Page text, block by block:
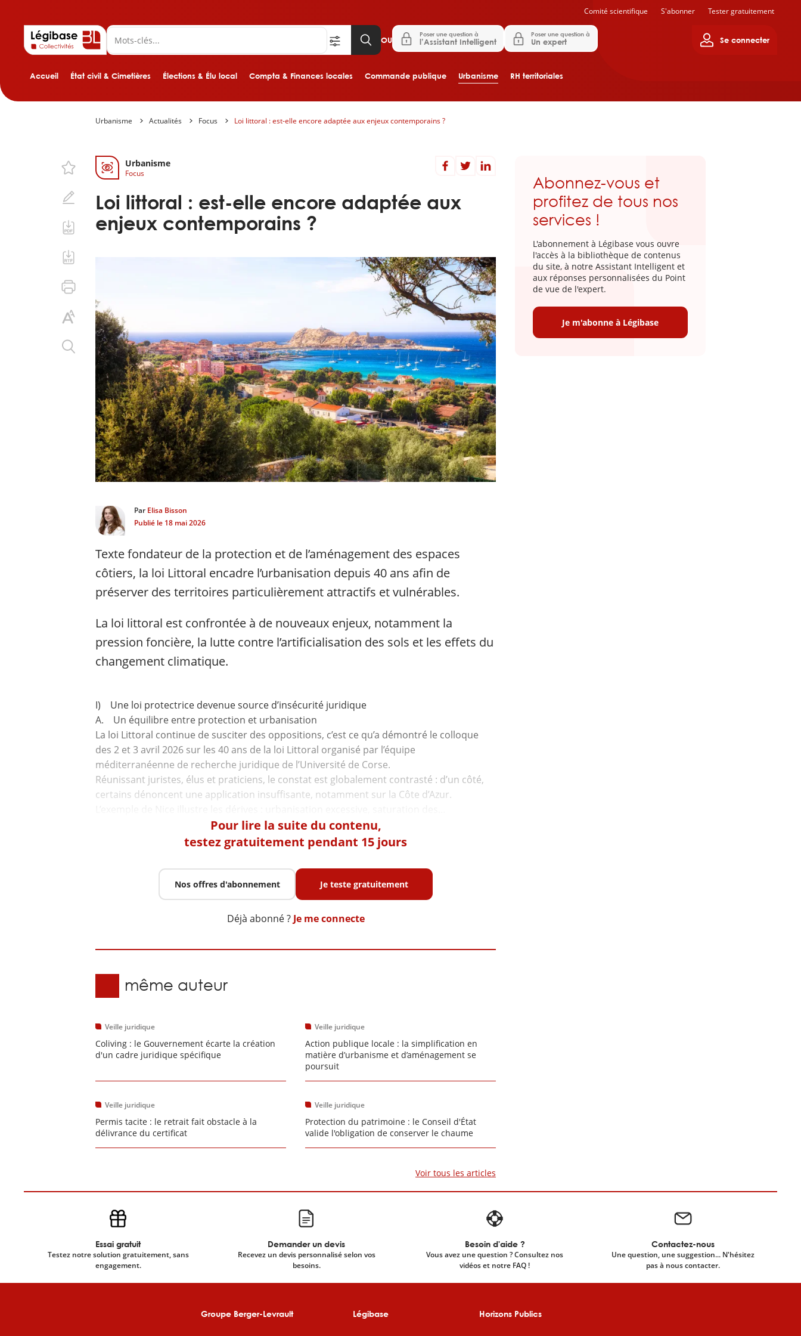
Aller au contenu principal
Accueil État civil & Cimetières Élections & Élu local Compta & Finances locales Commande publique Urbanisme RH territoriales
OU
Poser une question à
l’Assistant Intelligent
Poser une question à
Un expert Se connecter
Comité scientifique S'abonner Tester gratuitement
Urbanisme Actualités Focus Loi littoral : est-elle encore adaptée aux enjeux contemporains ?
Urbanisme
Focus
Loi littoral : est-elle encore adaptée aux
enjeux contemporains ?
Par Elisa Bisson
Publié le 18 mai 2026
Texte fondateur de la protection et de l’aménagement des espaces
côtiers, la loi Littoral encadre l’urbanisation depuis 40 ans afin de
préserver des territoires particulièrement attractifs et vulnérables.
La loi littoral est confrontée à de nouveaux enjeux, notamment la
pression foncière, la lutte contre l’artificialisation des sols et les effets du
changement climatique.
I) Une loi protectrice devenue source d’insécurité juridique
A. Un équilibre entre protection et urbanisation
La loi Littoral continue de susciter des oppositions, c’est ce qu’a démontré le colloque
des 2 et 3 avril 2026 sur les 40 ans de la loi Littoral organisé par l’équipe
méditerranéenne de recherche juridique de l’Université de Corse.
Réunissant juristes, élus et praticiens, le constat est globalement contrasté : d’un côté,
certains dénoncent une application insuffisante, notamment sur la Côte d’Azur.
Pour lire la suite du contenu,
testez gratuitement pendant 15 jours
Nos offres d'abonnement Je teste gratuitement
Déjà abonné ? Je me connecte
Du même auteur
Veille juridique
Coliving : le Gouvernement écarte la création
d'un cadre juridique spécifique
Veille juridique
Action publique locale : la simplification en
matière d’urbanisme et d’aménagement se
poursuit
Veille juridique
Permis tacite : le retrait fait obstacle à la
délivrance du certificat
Veille juridique
Protection du patrimoine : le Conseil d'État
valide l'obligation de conserver le chaume
Voir tous les articles
Abonnez-vous et
profitez de tous nos
services !
L'abonnement à Légibase vous ouvre
l'accès à la bibliothèque de contenus
du site, à notre Assistant Intelligent et
aux réponses personnalisées du Point
de vue de l'expert.
Je m'abonne à Légibase
Essai gratuit
Testez notre solution gratuitement, sans
engagement.
Demander un devis
Recevez un devis personnalisé selon vos
besoins.
Besoin d'aide ?
Vous avez une question ? Consultez nos
vidéos et notre FAQ !
Contactez-nous
Une question, une suggestion... N'hésitez
pas à nous contacter.
Groupe Berger-Levrault Légibase Horizons Publics